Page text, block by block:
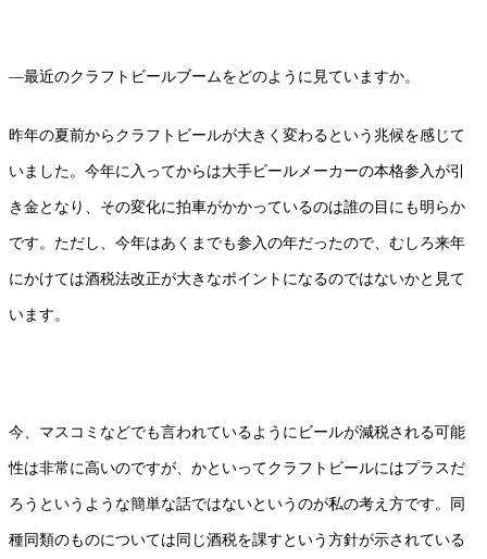
—最近のクラフトビールブームをどのように見ていますか。
昨年の夏前からクラフトビールが大きく変わるという兆候を感じて
いました。今年に入ってからは大手ビールメーカーの本格参入が引
き金となり、その変化に拍車がかかっているのは誰の目にも明らか
です。ただし、今年はあくまでも参入の年だったので、むしろ来年
にかけては酒税法改正が大きなポイントになるのではないかと見て
います。
今、マスコミなどでも言われているようにビールが減税される可能
性は非常に高いのですが、かといってクラフトビールにはプラスだ
ろうというような簡単な話ではないというのが私の考え方です。同
種同類のものについては同じ酒税を課すという方針が示されている